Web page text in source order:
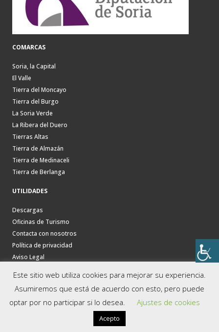
COMARCAS
Soria, la Capital
El Valle
Tierra del Moncayo
Tierra del Burgo
La Soria Verde
La Ribera del Duero
Tierras Altas
Tierra de Almazán
Tierra de Medinaceli
Tierra de Berlanga
UTILIDADES
Descargas
Oficinas de Turismo
Contacta con nosotros
Política de privacidad
Aviso Legal
Este sitio web utiliza cookies para mejorar su experiencia.
Asumiremos que está de acuerdo con esto, pero puede
optar por no participar si lo desea.
Ajustes de cookies
Acepto